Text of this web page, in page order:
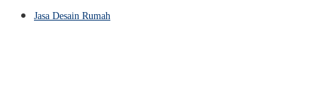
Jasa Desain Rumah